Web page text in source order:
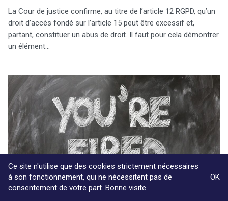
La Cour de justice confirme, au titre de l’article 12 RGPD, qu’un
droit d’accès fondé sur l’article 15 peut être excessif et,
partant, constituer un abus de droit. Il faut pour cela démontrer
un élément…
Ce site n'utilise que des cookies strictement nécessaires
à son fonctionnement, qui ne nécessitent pas de
consentement de votre part. Bonne visite.
OK